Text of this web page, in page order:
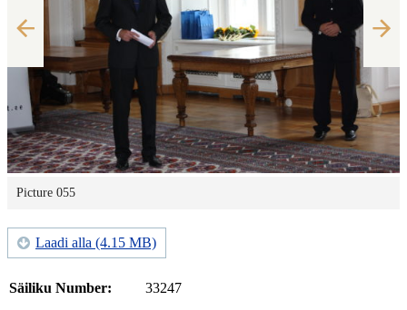
Picture 055
Laadi alla (4.15 MB)
Säiliku Number: 33247